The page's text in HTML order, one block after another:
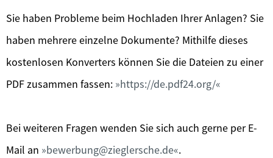
Sie haben Probleme beim Hochladen Ihrer Anlagen? Sie
haben mehrere einzelne Dokumente? Mithilfe dieses
kostenlosen Konverters können Sie die Dateien zu einer
PDF zusammen fassen: https://de.pdf24.org/
Bei weiteren Fragen wenden Sie sich auch gerne per E-
Mail an
bewerbung@zieglersche.de .